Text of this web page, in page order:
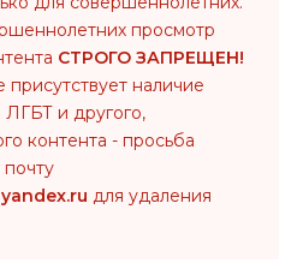
просмотр
СТРОГО ЗАПРЕЩЕН!
присутствует наличие
ЛГБТ и другого,
контента - просьба
почту
для удаления